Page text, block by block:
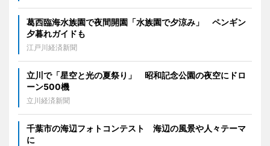
葛西臨海水族園で夜間開園「水族園で夕涼み」 ペンギン
夕暮れガイドも
江戸川経済新聞
立川で「星空と光の夏祭り」 昭和記念公園の夜空にドロ
ーン500機
立川経済新聞
千葉市の海辺フォトコンテスト 海辺の風景や人々テーマ
に